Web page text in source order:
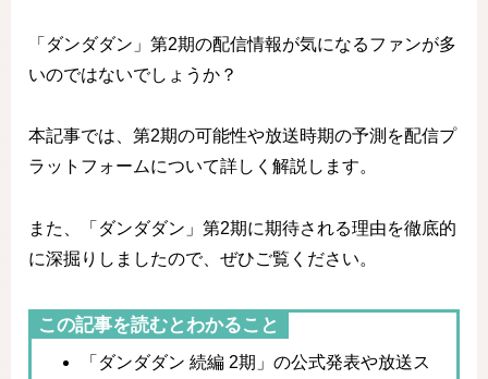
「ダンダダン」第2期の配信情報が気になるファンが多
いのではないでしょうか？
本記事では、第2期の可能性や放送時期の予測を配信プ
ラットフォームについて詳しく解説します。
また、「ダンダダン」第2期に期待される理由を徹底的
に深掘りしましたので、ぜひご覧ください。
この記事を読むとわかること
「ダンダダン 続編 2期」の公式発表や放送ス